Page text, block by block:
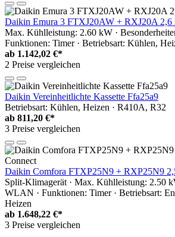
Daikin Emura 3 FTXJ20AW + RXJ20A
Max. Kühlleistung: 2.60 kW ·
Funktionen: Timer · Betriebsart: Kühlen,
ab 1.142,02 €*
2 Preise vergleichen
Daikin Vereinheitlichte Kassette Ffa25a9
Betriebsart: Kühlen, Heizen · R410A, R32
ab 811,20 €*
3 Preise vergleichen
Daikin Comfora FTXP25N9 + RXP25N9
Split-Klimagerät · Max. Kühlleistung: 2.50
WLAN · Funktionen: Timer · Betriebsart:
Heizen
ab 1.648,22 €*
3 Preise vergleichen